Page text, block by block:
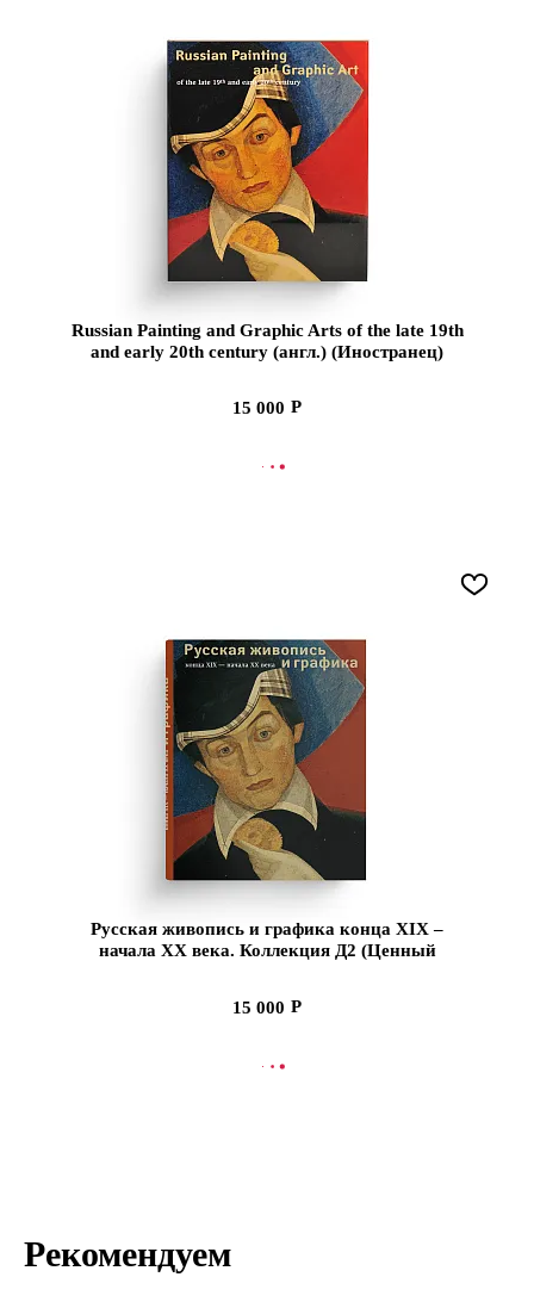
Russian Painting and Graphic Arts of the late 19th
and early 20th century (англ.) (Иностранец)
15 000
В КОРЗИНУ
Русская живопись и графика конца XIX –
начала XX века. Коллекция Д2 (Ценный
15 000
В КОРЗИНУ
Рекомендуем